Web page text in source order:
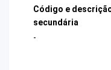
Código e
secundária
-